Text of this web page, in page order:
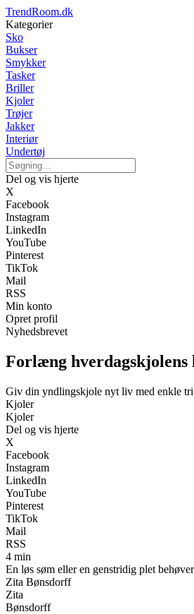
TrendRoom.dk
Kategorier
Sko
Bukser
Smykker
Tasker
Briller
Kjoler
Trøjer
Jakker
Interiør
Undertøj
Del og vis hjerte
X
Facebook
Instagram
LinkedIn
YouTube
Pinterest
TikTok
Mail
RSS
Min konto
Opret profil
Nyhedsbrevet
Forlæng hverdagskjolens
Giv din yndlingskjole nyt liv med enkle
Kjoler
Kjoler
Del og vis hjerte
X
Facebook
Instagram
LinkedIn
YouTube
Pinterest
TikTok
Mail
RSS
4 min
En løs søm eller en genstridig plet
Zita Bønsdorff
Zita
Bønsdorff